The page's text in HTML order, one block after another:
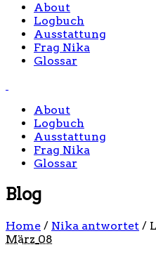
About
Logbuch
Ausstattung
Frag Nika
Glossar
About
Logbuch
Ausstattung
Frag Nika
Glossar
Blog
Home / Nika antwortet /
März 08